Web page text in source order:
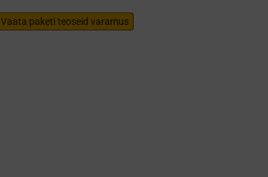
Vaata paketi teoseid varamus